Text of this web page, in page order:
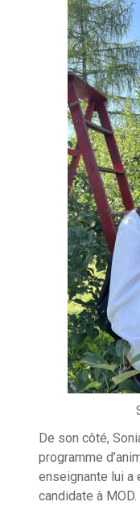
De son côté,
programme
enseignante lui a
candidate à